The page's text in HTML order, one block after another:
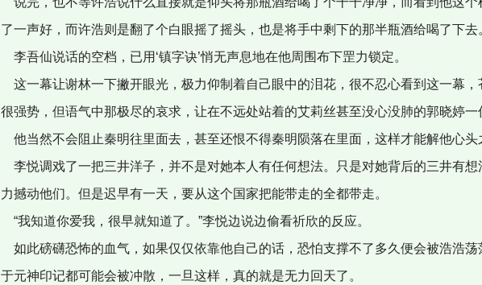
了一声好，而许浩则是翻了个白眼摇了摇头，也是将手中剩下的那半瓶酒给喝了下去
李吾仙说话的空档，已用‘镇字诀’悄无声息地在他周围布下罡力锁定。
这一幕让谢林一下撇开眼光，极力仰制着自己眼中的泪花，很不忍心看到这一幕
很强势，但语气中那极尽的哀求，让在不远处站着的艾莉丝甚至没心没肺的郭晓婷一
他当然不会阻止秦明往里面去，甚至还恨不得秦明陨落在里面，这样才能解他心头
李悦调戏了一把三井洋子，并不是对她本人有任何想法。只是对她背后的三井有
力撼动他们。但是迟早有一天，要从这个国家把能带走的全都带走。
“我知道你爱我，很早就知道了。”李悦边说边偷看祈欣的反应。
如此磅礴恐怖的血气，如果仅仅依靠他自己的话，恐怕支撑不了多久便会被浩浩
于元神印记都可能会被冲散，一旦这样，真的就是无力回天了。